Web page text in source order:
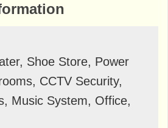
Shoe Store, Power
CCTV Security,
Music System, Office,